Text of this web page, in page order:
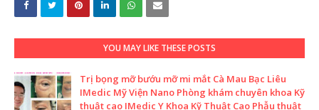
YOU MAY LIKE THESE POSTS
Trị bọng mỡ bướu mỡ mi mắt Cà Mau Bạc Liêu
IMedic Mỹ Viện Nano Phòng khám chuyên khoa Kỹ
thuật cao IMedic Y Khoa Kỹ Thuật Cao Phẫu thuật